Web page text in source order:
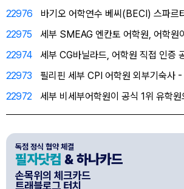
22976
바기오 어학연수 베씨(BECI) 스파르
22975
세부 SMEAG 엔칸토 어학원, 어학원
22974
세부 CG바닐라드, 어학원 직접 인증
22973
필리핀 세부 CPI 어학원 외부기숙사
22972
세부 비세부어학원이 공식 1위 유학
필자닷컴 & 하나카드
독점 정식 협약 체결
손목위의 체크카드
트래블로그 터치